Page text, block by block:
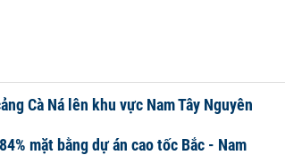
Cà Ná lên khu vực Nam Tây Nguyên
mặt bằng dự án cao tốc Bắc - Nam